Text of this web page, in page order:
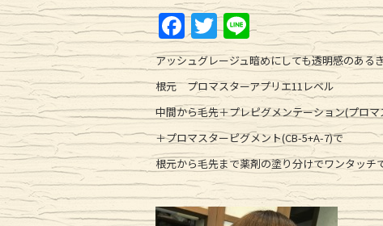
F
a
c
e
b
o
o
k
T
w
it
te
r
Li
n
e
アッシュグレージュ暗めにしても透明感のある
根元 プロマスターアプリエ11レベル
中間から毛先＋プレピグメンテーション(プロ
＋プロマスターピグメント(CB-5+A-7)で
根元から毛先まで薬剤の塗り分けでワンタッチ